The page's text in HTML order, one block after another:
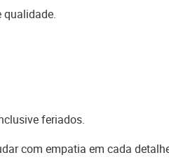
qualidade.
feriados.
com empatia em cada